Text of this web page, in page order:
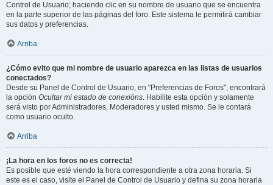
Control de Usuario; haciendo clic en su nombre de usuario que se encuentra
en la parte superior de las páginas del foro. Este sistema le permitirá cambiar
sus datos y preferencias.
Arriba
¿Cómo evito que mi nombre de usuario aparezca en las listas de usuarios
conectados?
Desde su Panel de Control de Usuario, en "Preferencias de Foros", encontrará
la opción Ocultar mi estado de conexións. Habilite esta opción y solamente
será visto por Administradores, Moderadores y usted mismo. Se le contará
como usuario oculto.
Arriba
¡La hora en los foros no es correcta!
Es posible que esté viendo la hora correspondiente a otra zona horaria. Si
este es el caso, visite el Panel de Control de Usuario y defina su zona horaria